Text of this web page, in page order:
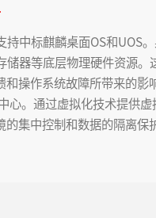
中标麒麟桌面OS和UOS
器等底层物理硬件资源
操作系统故障所带来的影
。通过虚拟化技术提供
集中控制和数据的隔离保